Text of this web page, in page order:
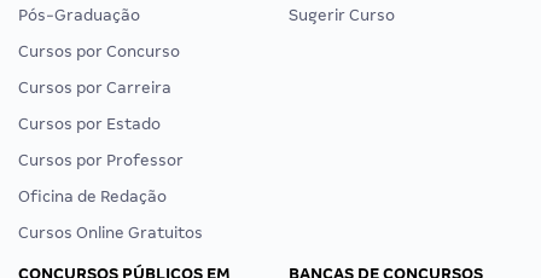
Pós-Graduação
Cursos por Concurso
Cursos por Carreira
Cursos por Estado
Cursos por Professor
Oficina de Redação
Cursos Online Gratuitos
Sugerir Curso
CONCURSOS PÚBLICOS EM BANCAS DE CONCURSOS